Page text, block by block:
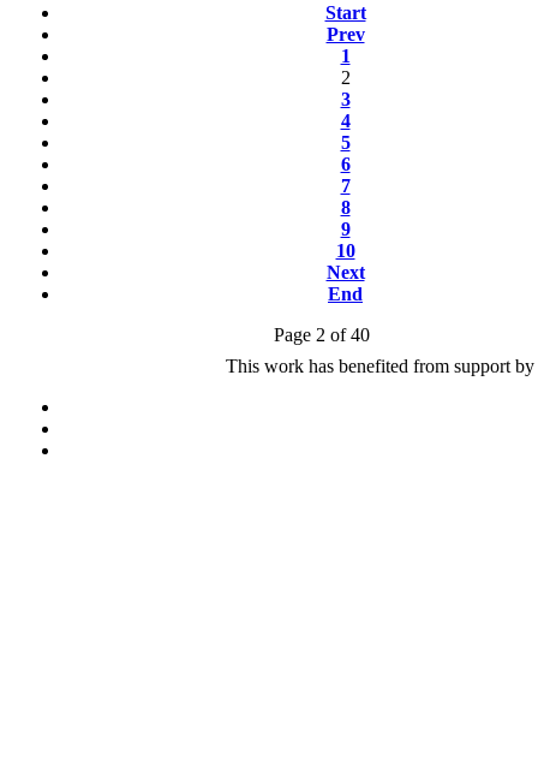
Start
Prev
1
2
3
4
5
6
7
8
9
10
Next
End
Page 2 of 40
This work has benefited from support